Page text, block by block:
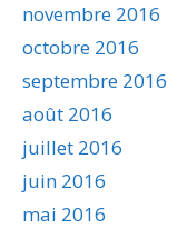
novembre 2016
octobre 2016
septembre 2016
août 2016
juillet 2016
juin 2016
mai 2016